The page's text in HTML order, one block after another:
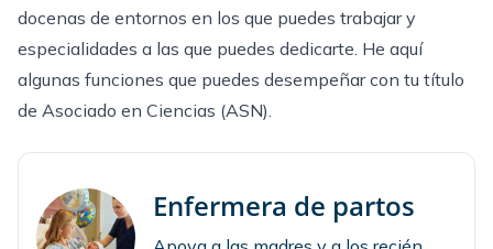
docenas de entornos en los que puedes trabajar y
especialidades a las que puedes dedicarte. He aquí
algunas funciones que puedes desempeñar con tu título
de Asociado en Ciencias (ASN).
Enfermera de partos